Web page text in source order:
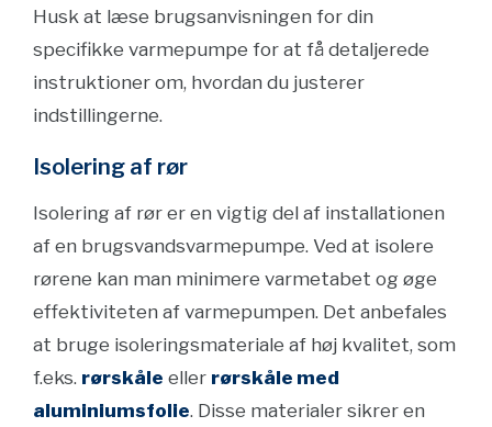
Husk at læse brugsanvisningen for din
specifikke varmepumpe for at få detaljerede
instruktioner om, hvordan du justerer
indstillingerne.
Isolering af rør
Isolering af rør er en vigtig del af installationen
af en brugsvandsvarmepumpe. Ved at isolere
rørene kan man minimere varmetabet og øge
effektiviteten af varmepumpen. Det anbefales
at bruge isoleringsmateriale af høj kvalitet, som
f.eks. rørskåle eller rørskåle med
aluminiumsfolie. Disse materialer sikrer en